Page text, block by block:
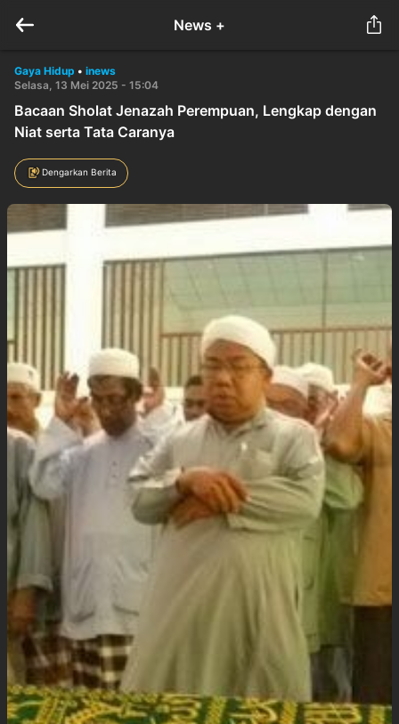
News +
Gaya Hidup • inews
Selasa, 13 Mei 2025 - 15:04
Bacaan Sholat Jenazah Perempuan, Lengkap dengan
Niat serta Tata Caranya
Dengarkan Berita